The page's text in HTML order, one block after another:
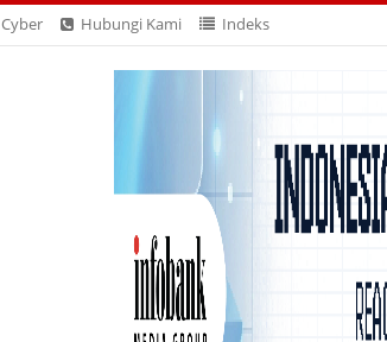
Hubungi Kami Indeks